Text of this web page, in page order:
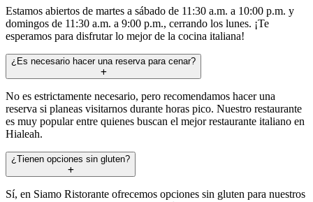
Estamos abiertos de martes a sábado de 11:30 a.m. a 10:00 p.m. y
domingos de 11:30 a.m. a 9:00 p.m., cerrando los lunes. ¡Te
esperamos para disfrutar lo mejor de la cocina italiana!
¿Es necesario hacer una reserva para cenar?
No es estrictamente necesario, pero recomendamos hacer una
reserva si planeas visitarnos durante horas pico. Nuestro restaurante
es muy popular entre quienes buscan el mejor restaurante italiano en
Hialeah.
¿Tienen opciones sin gluten?
Sí, en Siamo Ristorante ofrecemos opciones sin gluten para nuestros